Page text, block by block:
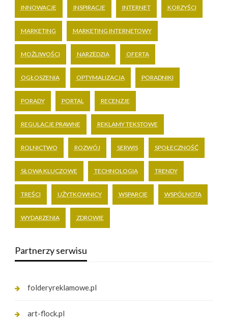
INNOWACJE INSPIRACJE INTERNET KORZYŚCI
MARKETING MARKETING INTERNETOWY
MOŻLIWOŚCI NARZĘDZIA OFERTA
OGŁOSZENIA OPTYMALIZACJA PORADNIKI
PORADY PORTAL RECENZJE
REGULACJE PRAWNE REKLAMY TEKSTOWE
ROLNICTWO ROZWÓJ SERWIS SPOŁECZNOŚĆ
SŁOWA KLUCZOWE TECHNOLOGIA TRENDY
TREŚCI UŻYTKOWNICY WSPARCIE WSPÓLNOTA
WYDARZENIA ZDROWIE
Partnerzy serwisu
folderyreklamowe.pl
art-flock.pl